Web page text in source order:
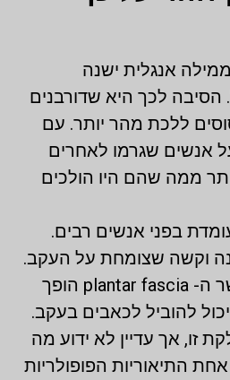
אנגלית ישנה
לכך היא שדורבנים
ללכת מהר יותר. עם
אנשים שגרמו לאחרים
ממה שהם היו הולכים
בפני אנשים רבים.
וקשה שצומחת על העקב.
הדורבן מתרחש כאשר ה- plantar fascia הופך
להוביל לכאבים בעקב.
זו, אך עדיין לא ידוע מה
התיאוריות הפופולריות